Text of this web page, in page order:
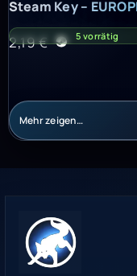
Steam Key –
2,19€ 5 vorrätig
Mehr zeigen…